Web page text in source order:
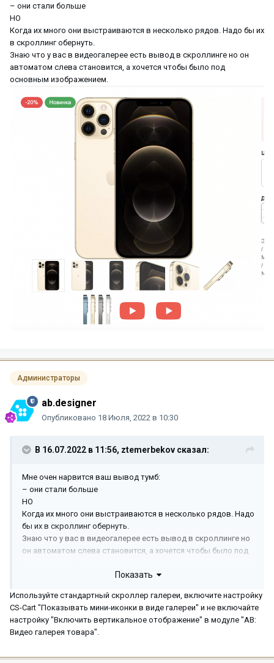
– они стали больше
НО
Когда их много они выстраиваются в несколько рядов. Надо бы их
в скроллинг обернуть.
Знаю что у вас в видеогалерее есть вывод в скроллинге но он
автоматом слева становится, а хочется чтобы было под
основным изображением.
Администраторы
ab.designer
Опубликовано 18 Июля, 2022 в 10:30
В 16.07.2022 в 11:56, ztemerbekov сказал:
Мне очен нарвится ваш вывод тумб:
– они стали больше
НО
Когда их много они выстраиваются в несколько рядов. Надо
бы их в скроллинг обернуть.
Знаю что у вас в видеогалерее есть вывод в скроллинге но
он автоматом слева становится, а хочется чтобы было под
Показать
Используйте стандартный скроллер галереи, включите настройку
CS-Cart "Показывать мини-иконки в виде галереи" и не включайте
настройку "Включить вертикальное отображение" в модуле "АВ:
Видео галерея товара".